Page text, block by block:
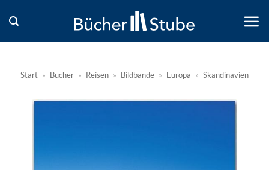
Inhalt
springen
Start » Bücher » Reisen » Bildbände » Europa » Skandinavien